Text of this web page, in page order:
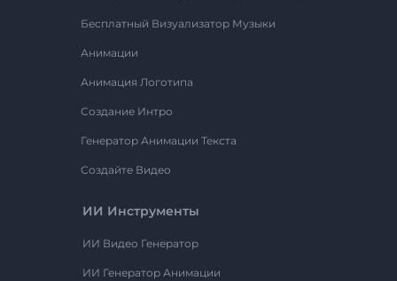
Бесплатный Визуализатор Музыки
Анимации
Анимация Логотипа
Создание Интро
Генератор Анимации Текста
Создайте Видео
ИИ Инструменты
ИИ Видео Генератор
ИИ Генератор Анимации